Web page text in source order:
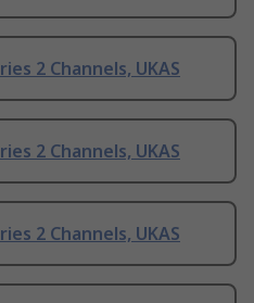
2 Channels, UKAS
2 Channels, UKAS
2 Channels, UKAS